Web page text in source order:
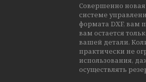
Совершенно
системе
формата DXF, вам
вам остается
вашей детали.
практически не
использования,
осуществлять